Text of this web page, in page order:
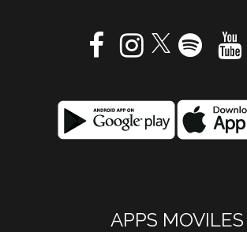
APPS MOVILES